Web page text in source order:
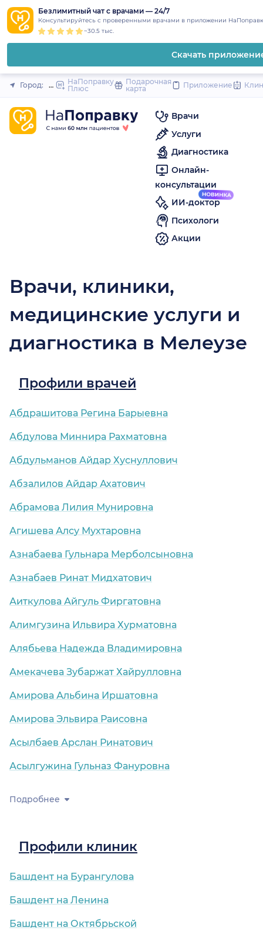
content
Безлимитный чат с врачами — 24/7
Консультируйтесь с проверенными врачами в приложении
~30.5 тыс.
Скачать
Закрыть
Город: МелеузНаПоправку
Плюс
Подарочная
карта
Приложение
Врачи
Услуги
Диагностика
Онлайн-
консультации
ИИ-доктор
Психологи
Акции
Врачи, клиники,
медицинские услуги и
диагностика в Мелеузе
Профили врачей
Абдрашитова Регина Барыевна
Абдулова Миннира Рахматовна
Абдульманов Айдар Хуснуллович
Абзалилов Айдар Ахатович
Абрамова Лилия Мунировна
Агишева Алсу Мухтаровна
Азнабаева Гульнара Мерболсыновна
Азнабаев Ринат Мидхатович
Аиткулова Айгуль Фиргатовна
Алимгузина Ильвира Хурматовна
Алябьева Надежда Владимировна
Амекачева Зубаржат Хайрулловна
Амирова Альбина Иршатовна
Амирова Эльвира Раисовна
Асылбаев Арслан Ринатович
Асылгужина Гульназ Фануровна
Подробнее
Профили клиник
Башдент на Бурангулова
Башдент на Ленина
Башдент на Октябрьской